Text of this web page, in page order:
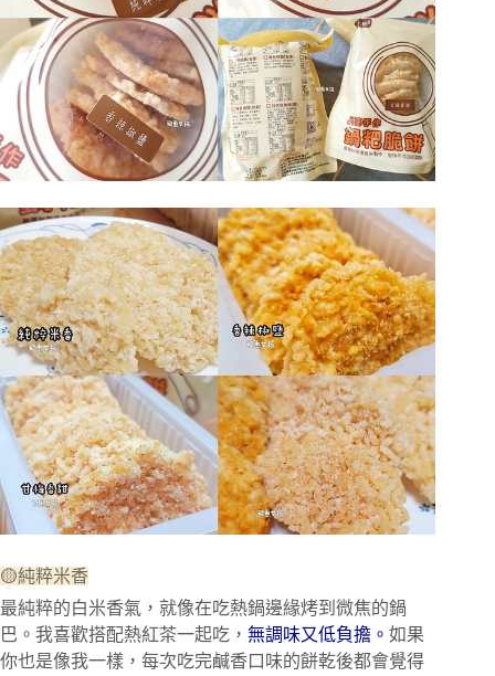
🟡純粹米香
最純粹的白米香氣，就像在吃熱鍋邊緣烤到微焦的鍋
巴。我喜歡搭配熱紅茶一起吃， 無調味又低負擔。 如果
你也是像我一樣，每次吃完鹹香口味的餅乾後都會覺得